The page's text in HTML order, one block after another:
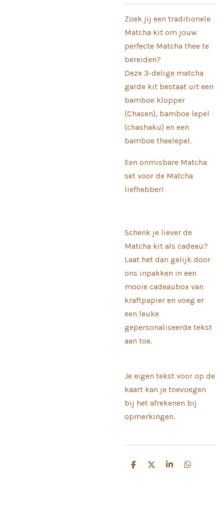
Zoek jij een traditionele
Matcha kit om jouw
perfecte Matcha thee te
bereiden?
Deze 3-delige matcha
garde kit bestaat uit een
bamboe klopper
(Chasen), bamboe lepel
(chashaku) en een
bamboe theelepel.
Een onmisbare Matcha
set voor de Matcha
liefhebber!
Schenk je liever de
Matcha kit als cadeau?
Laat het dan gelijk door
ons inpakken in een
mooie cadeaubox van
kraftpapier en voeg er
een leuke
gepersonaliseerde tekst
aan toe.
Je eigen tekst voor op de
kaart kan je toevoegen
bij het afrekenen bij
opmerkingen.
D
D
S
D